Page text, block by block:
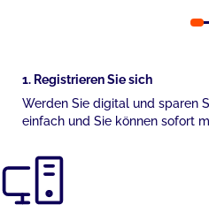
1. Registrieren Sie sich
Werden Sie digital und sparen
einfach und Sie können sofort